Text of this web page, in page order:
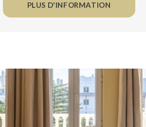
PLUS D'INFORMATION